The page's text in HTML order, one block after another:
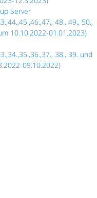
Server
48., 49., 50.,
10.10.2022-01.01.2023)
38., 39. und
09.10.2022)